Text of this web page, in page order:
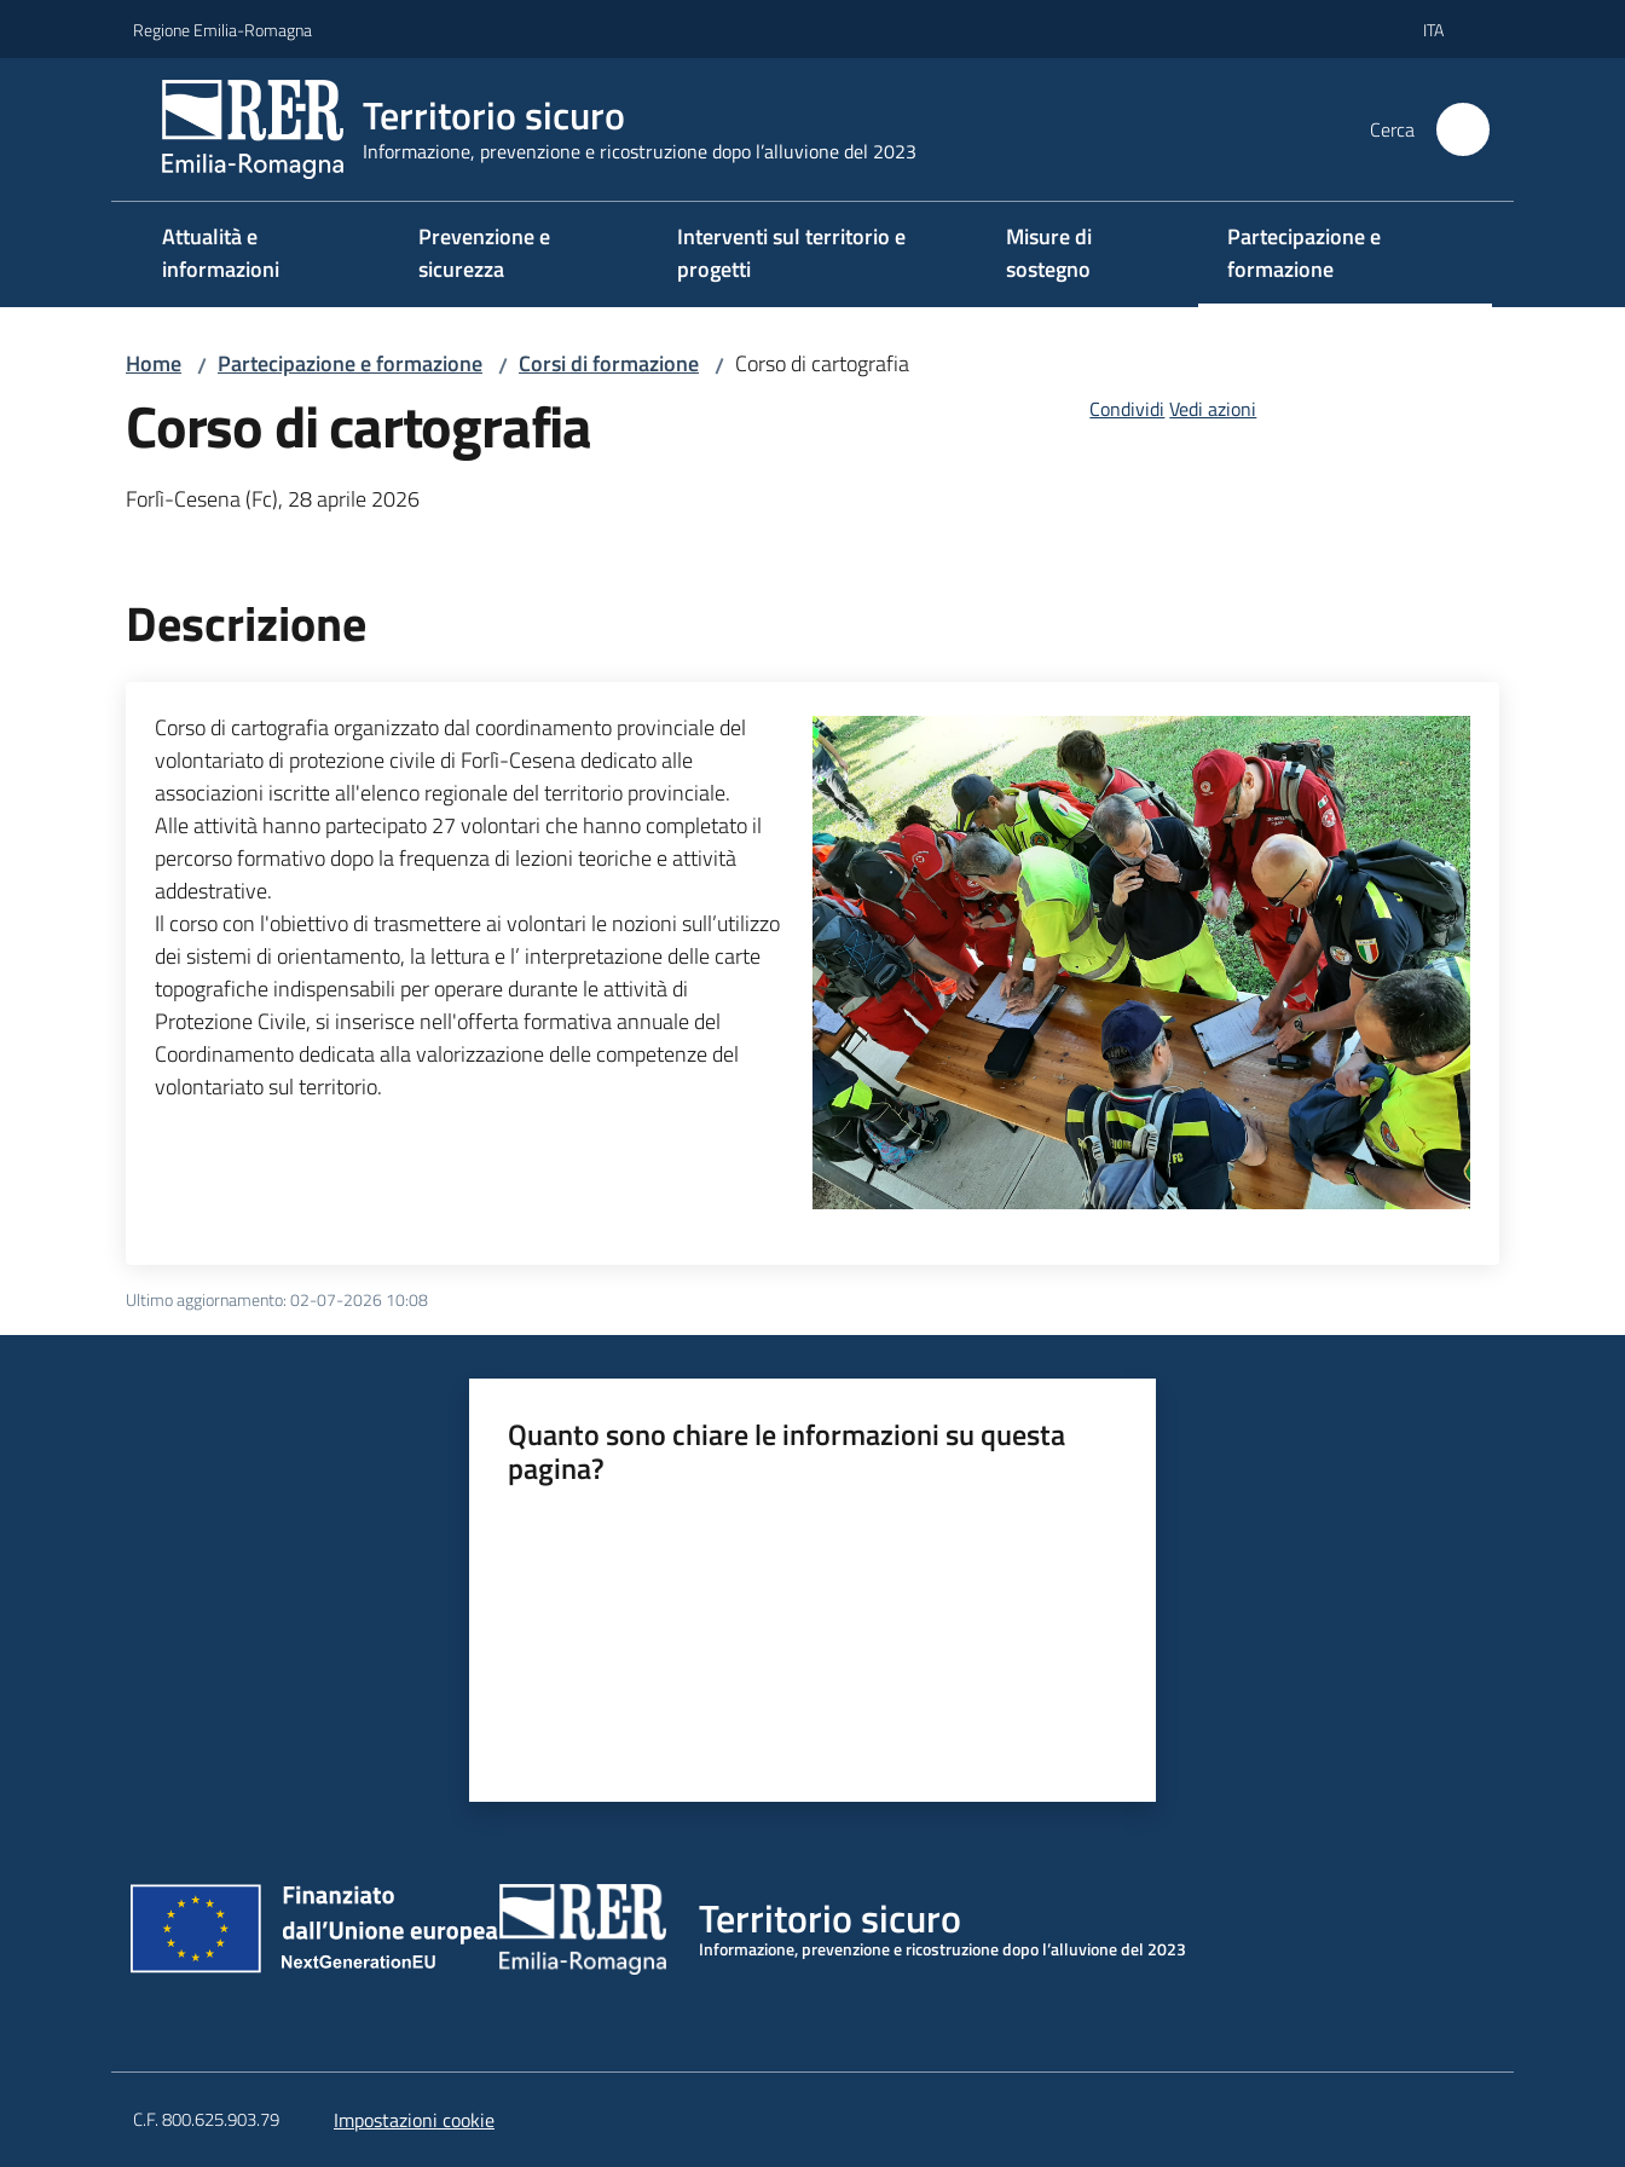
Regione Emilia-Romagna ITA
Territorio sicuro
Informazione, prevenzione e ricostruzione dopo l’alluvione del 2023
Cerca
Attualità e
informazioni
Prevenzione e
sicurezza
Interventi sul territorio e
progetti
Misure di
sostegno
Partecipazione e
formazione
Home / Partecipazione e formazione / Corsi di formazione / Corso di cartografia
Corso di cartografia
Forlì-Cesena (Fc), 28 aprile 2026
Condividi Vedi azioni
Descrizione
Corso di cartografia organizzato dal coordinamento provinciale del
volontariato di protezione civile di Forlì-Cesena dedicato alle
associazioni iscritte all'elenco regionale del territorio provinciale.
Alle attività hanno partecipato 27 volontari che hanno completato il
percorso formativo dopo la frequenza di lezioni teoriche e attività
addestrative.
Il corso con l'obiettivo di trasmettere ai volontari le nozioni sull’utilizzo
dei sistemi di orientamento, la lettura e l’ interpretazione delle carte
topografiche indispensabili per operare durante le attività di
Protezione Civile, si inserisce nell'offerta formativa annuale del
Coordinamento dedicata alla valorizzazione delle competenze del
volontariato sul territorio.
Ultimo aggiornamento:02-07-2026 10:08
Quanto sono chiare le informazioni su questa
pagina?
Territorio sicuro
Informazione, prevenzione e ricostruzione dopo l’alluvione del 2023
C.F. 800.625.903.79 Impostazioni cookie